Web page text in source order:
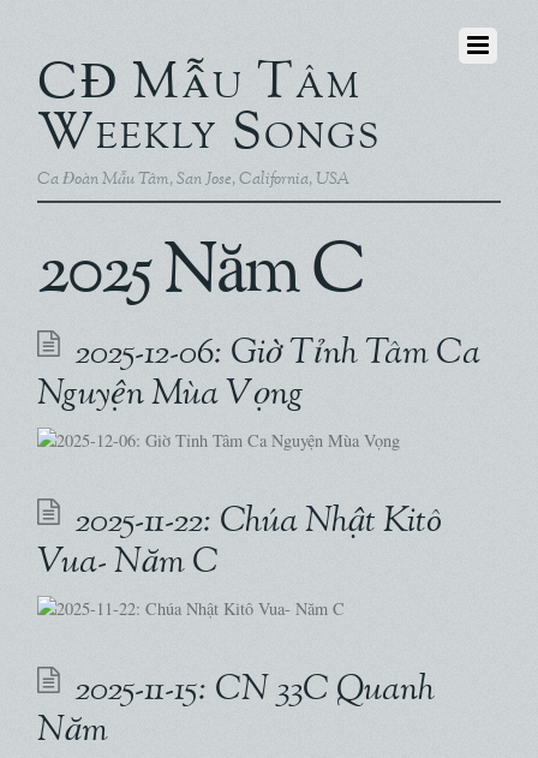
CĐ Mẫu Tâm
Weekly Songs
Ca Đoàn Mẫu Tâm, San Jose, California, USA
2025 Năm C
2025-12-06: Giờ Tỉnh Tâm Ca
Nguyện Mùa Vọng
2025-11-22: Chúa Nhật Kitô
Vua- Năm C
2025-11-15: CN 33C Quanh
Năm